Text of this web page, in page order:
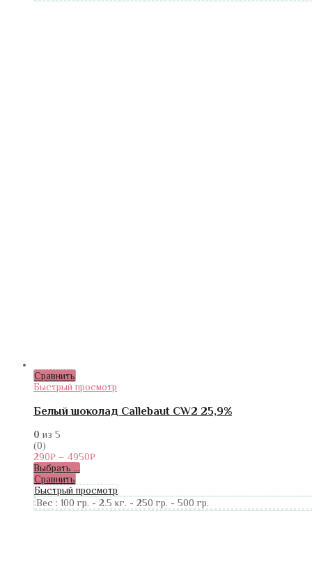
Сравнить
Быстрый просмотр
Белый шоколад Callebaut CW2 25,9%
0 из 5
(0)
290₽ – 4950₽
Выбрать ...
Сравнить
Быстрый просмотр
Вес : 100 гр. - 2.5 кг. - 250 гр. - 500 гр.